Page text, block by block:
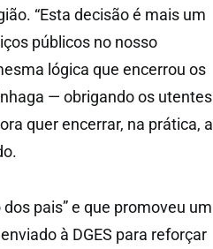
“Esta decisão é mais um
públicos no nosso
lógica que encerrou os
— obrigando os utentes
quer encerrar, na prática, a
pais” e que promoveu um
à DGES para reforçar